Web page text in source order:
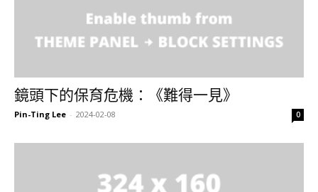
鏡頭下的保育危機：《難得一見》
Pin-Ting Lee - 2024-02-08 0